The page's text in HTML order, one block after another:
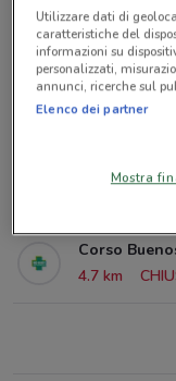
Corso
2.7 km
Via Torino,
2.9 km
Corso
Corso
4.7 km
Utilizzare dati di
caratteristiche del
informazioni su
personalizzati,
annunci, ricerche sul
Elenco dei partner
Mostra